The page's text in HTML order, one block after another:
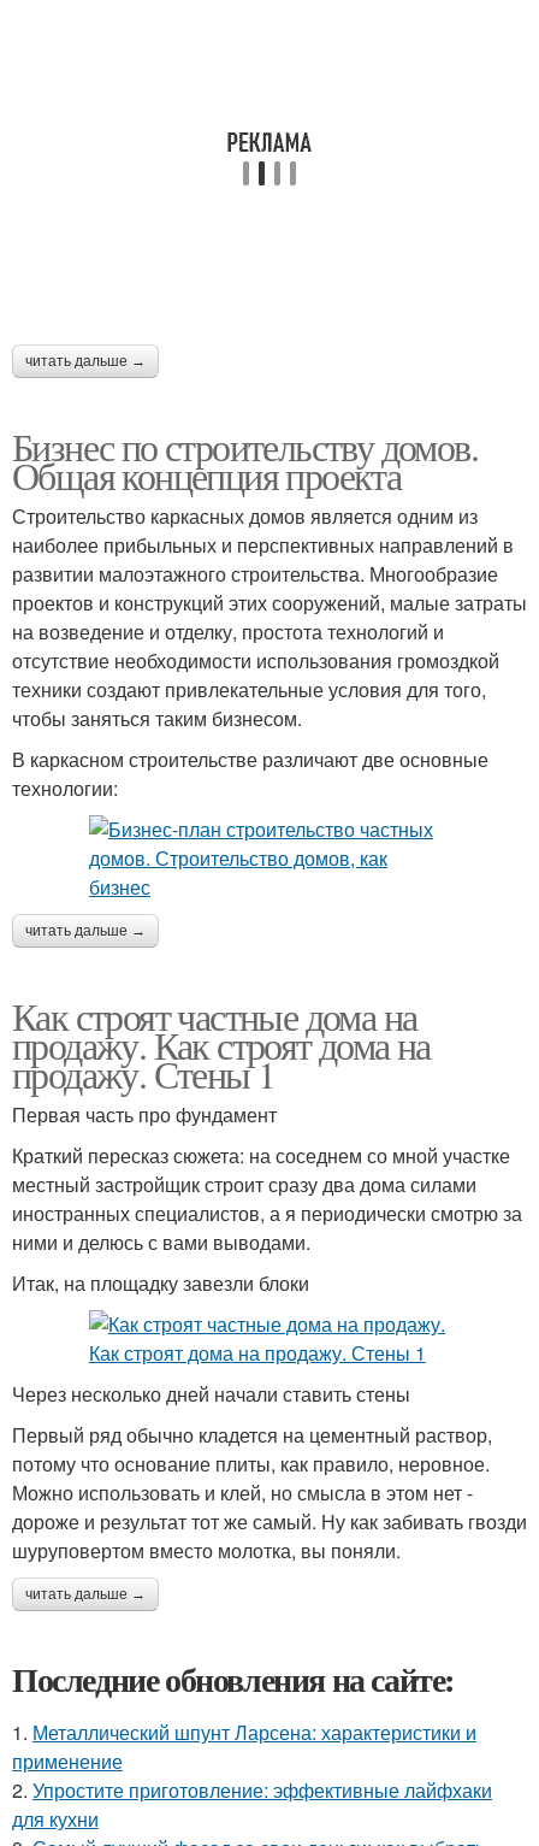
читать дальше →
Бизнес по строительству домов.
Общая концепция проекта
Строительство каркасных домов является одним из
наиболее прибыльных и перспективных направлений в
развитии малоэтажного строительства. Многообразие
проектов и конструкций этих сооружений, малые затраты
на возведение и отделку, простота технологий и
отсутствие необходимости использования громоздкой
техники создают привлекательные условия для того,
чтобы заняться таким бизнесом.
В каркасном строительстве различают две основные
технологии:
читать дальше →
Как строят частные дома на
продажу. Как строят дома на
продажу. Стены 1
Первая часть про фундамент
Краткий пересказ сюжета: на соседнем со мной участке
местный застройщик строит сразу два дома силами
иностранных специалистов, а я периодически смотрю за
ними и делюсь с вами выводами.
Итак, на площадку завезли блоки
Через несколько дней начали ставить стены
Первый ряд обычно кладется на цементный раствор,
потому что основание плиты, как правило, неровное.
Можно использовать и клей, но смысла в этом нет -
дороже и результат тот же самый. Ну как забивать гвозди
шуруповертом вместо молотка, вы поняли.
читать дальше →
Последние обновления на сайте:
1. Металлический шпунт Ларсена: характеристики и
применение
2. Упростите приготовление: эффективные лайфхаки
для кухни